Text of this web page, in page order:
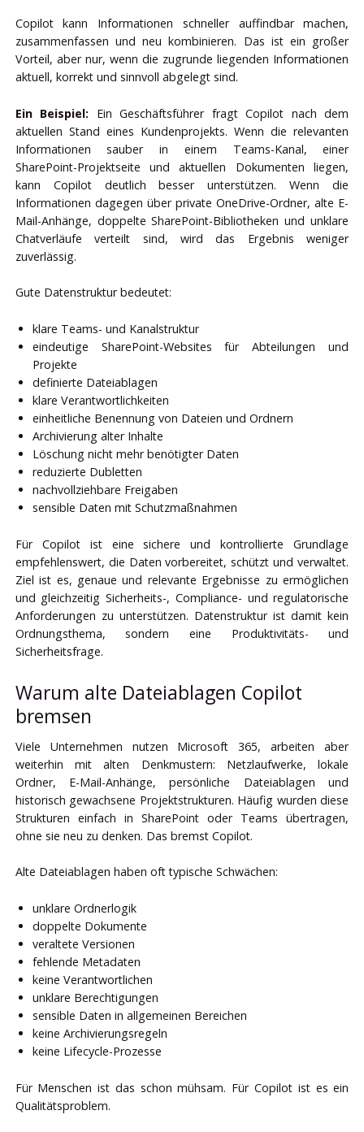
Copilot kann Informationen schneller auffindbar machen,
zusammenfassen und neu kombinieren. Das ist ein großer
Vorteil, aber nur, wenn die zugrunde liegenden Informationen
aktuell, korrekt und sinnvoll abgelegt sind.
Ein Beispiel: Ein Geschäftsführer fragt Copilot nach dem
aktuellen Stand eines Kundenprojekts. Wenn die relevanten
Informationen sauber in einem Teams-Kanal, einer
SharePoint-Projektseite und aktuellen Dokumenten liegen,
kann Copilot deutlich besser unterstützen. Wenn die
Informationen dagegen über private OneDrive-Ordner, alte E-
Mail-Anhänge, doppelte SharePoint-Bibliotheken und unklare
Chatverläufe verteilt sind, wird das Ergebnis weniger
zuverlässig.
Gute Datenstruktur bedeutet:
klare Teams- und Kanalstruktur
eindeutige SharePoint-Websites für Abteilungen und
Projekte
definierte Dateiablagen
klare Verantwortlichkeiten
einheitliche Benennung von Dateien und Ordnern
Archivierung alter Inhalte
Löschung nicht mehr benötigter Daten
reduzierte Dubletten
nachvollziehbare Freigaben
sensible Daten mit Schutzmaßnahmen
Für Copilot ist eine sichere und kontrollierte Grundlage
empfehlenswert, die Daten vorbereitet, schützt und verwaltet.
Ziel ist es, genaue und relevante Ergebnisse zu ermöglichen
und gleichzeitig Sicherheits-, Compliance- und regulatorische
Anforderungen zu unterstützen. Datenstruktur ist damit kein
Ordnungsthema, sondern eine Produktivitäts- und
Sicherheitsfrage.
Warum alte Dateiablagen Copilot
bremsen
Viele Unternehmen nutzen Microsoft 365, arbeiten aber
weiterhin mit alten Denkmustern: Netzlaufwerke, lokale
Ordner, E-Mail-Anhänge, persönliche Dateiablagen und
historisch gewachsene Projektstrukturen. Häufig wurden diese
Strukturen einfach in SharePoint oder Teams übertragen,
ohne sie neu zu denken. Das bremst Copilot.
Alte Dateiablagen haben oft typische Schwächen:
unklare Ordnerlogik
doppelte Dokumente
veraltete Versionen
fehlende Metadaten
keine Verantwortlichen
unklare Berechtigungen
sensible Daten in allgemeinen Bereichen
keine Archivierungsregeln
keine Lifecycle-Prozesse
Für Menschen ist das schon mühsam. Für Copilot ist es ein
Qualitätsproblem.